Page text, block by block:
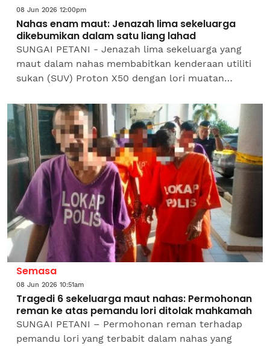
08 Jun 2026 12:00pm
Nahas enam maut: Jenazah lima sekeluarga
dikebumikan dalam satu liang lahad
SUNGAI PETANI - Jenazah lima sekeluarga yang
maut dalam nahas membabitkan kenderaan utiliti
sukan (SUV) Proton X50 dengan lori muatan
selamat dikebumikan...
Semasa
08 Jun 2026 10:51am
Tragedi 6 sekeluarga maut nahas: Permohonan
reman ke atas pemandu lori ditolak mahkamah
SUNGAI PETANI – Permohonan reman terhadap
pemandu lori yang terbabit dalam nahas yang